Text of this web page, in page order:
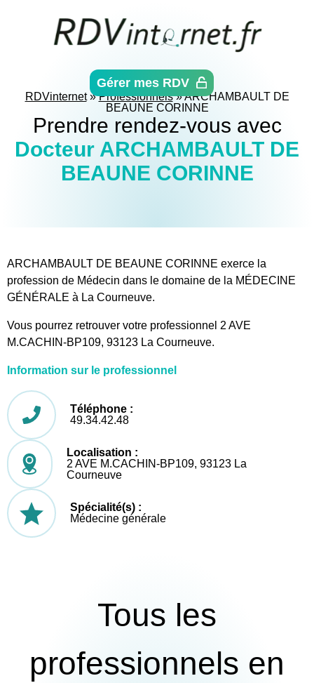
Gérer mes RDV
RDVinternet»Professionnels»ARCHAMBAULT DE
BEAUNE CORINNE
Prendre rendez-vous avec
Docteur ARCHAMBAULT DE
BEAUNE CORINNE
ARCHAMBAULT DE BEAUNE CORINNE exerce la
profession de Médecin dans le domaine de la MÉDECINE
GÉNÉRALE à La Courneuve.
Vous pourrez retrouver votre professionnel 2 AVE
M.CACHIN-BP109, 93123 La Courneuve.
Information sur le professionnel
Téléphone :
49.34.42.48
Localisation :
2 AVE M.CACHIN-BP109, 93123 La
Courneuve
Spécialité(s) :
Médecine générale
Tous les
professionnels en